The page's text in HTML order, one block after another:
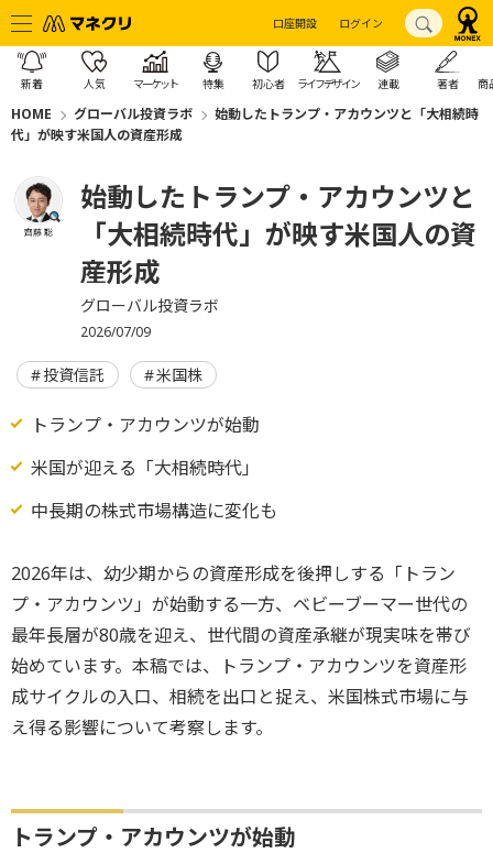
口座開設 ログイン
新着 人気 マーケット 特集 初心者 ライフデザイン 連載 著者 商
HOME グローバル投資ラボ
始動したトランプ・アカウンツと「大相続時
代」が映す米国人の資産形成
齊藤 聡
始動したトランプ・アカウンツと
「大相続時代」が映す米国人の資
産形成
グローバル投資ラボ
2026/07/09
投資信託 米国株
トランプ・アカウンツが始動
米国が迎える「大相続時代」
中長期の株式市場構造に変化も
2026年は、幼少期からの資産形成を後押しする「トラン
プ・アカウンツ」が始動する一方、ベビーブーマー世代の
最年長層が80歳を迎え、世代間の資産承継が現実味を帯び
始めています。本稿では、トランプ・アカウンツを資産形
成サイクルの入口、相続を出口と捉え、米国株式市場に与
え得る影響について考察します。
トランプ・アカウンツが始動